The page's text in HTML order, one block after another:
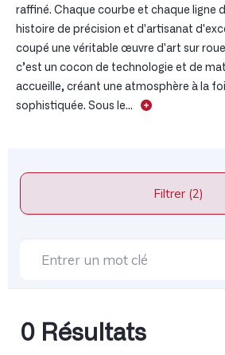
raffiné. Chaque courbe et chaque ligne
histoire de précision et d'artisanat
coupé une véritable œuvre d'art sur
c’est un cocon de technologie et de
accueille, créant une atmosphère à la
sophistiquée. Sous le...
Filtrer (2)
0 Résultats